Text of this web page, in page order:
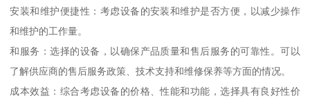
安装和维护便捷性：考虑设备的安装和维护是否方便，以减少操作
和维护的工作量。
和服务：选择的设备，以确保产品质量和售后服务的可靠性。可以
了解供应商的售后服务政策、技术支持和维修保养等方面的情况。
成本效益：综合考虑设备的价格、性能和功能，选择具有良好性价